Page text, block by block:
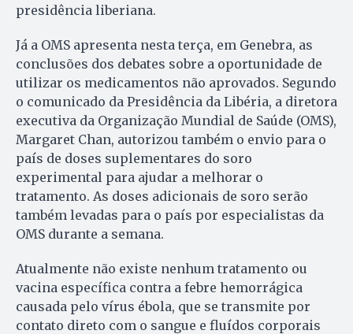
presidência liberiana.
Já a OMS apresenta nesta terça, em Genebra, as
conclusões dos debates sobre a oportunidade de
utilizar os medicamentos não aprovados. Segundo
o comunicado da Presidência da Libéria, a diretora
executiva da Organização Mundial de Saúde (OMS),
Margaret Chan, autorizou também o envio para o
país de doses suplementares do soro
experimental para ajudar a melhorar o
tratamento. As doses adicionais de soro serão
também levadas para o país por especialistas da
OMS durante a semana.
Atualmente não existe nenhum tratamento ou
vacina específica contra a febre hemorrágica
causada pelo vírus ébola, que se transmite por
contato direto com o sangue e fluídos corporais